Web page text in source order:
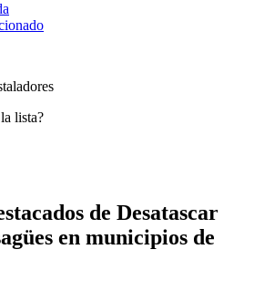
lista?
de Desatascar
en municipios de